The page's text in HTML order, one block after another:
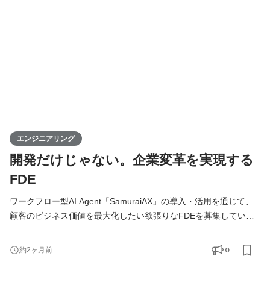
エンジニアリング
開発だけじゃない。企業変革を実現する
FDE
ワークフロー型AI Agent「SamuraiAX」の導入・活用を通じて、
顧客のビジネス価値を最大化したい欲張りなFDEを募集していま
Deployed Engineer（FDE）のミッションは、お客様の業務に深く
入り込み、技術の力でAIDX（AI×DX）を成功に導くことです。お
約2ヶ月前 0